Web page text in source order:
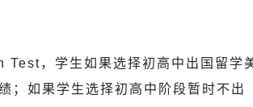
，学生如果选择初高中出国留学
；如果学生选择初高中阶段暂时不出